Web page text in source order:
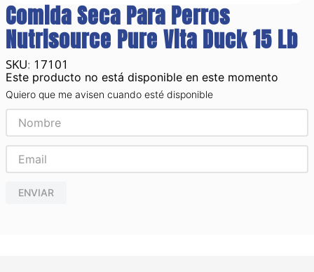
Comida Seca Para Perros
Nutrisource Pure Vita Duck 15 Lb
: 17101
Este producto no está disponible en este momento
Quiero que me avisen cuando esté disponible
ENVIAR